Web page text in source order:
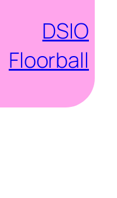
DSIO
Floorball